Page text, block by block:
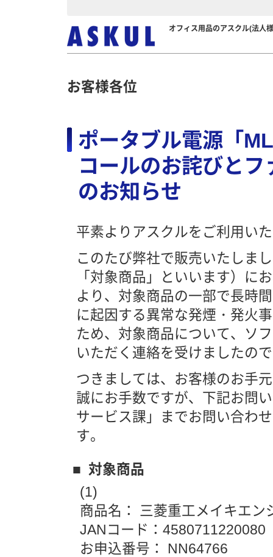
オフィス用品のアスクル(法人
お客様各位
ポータブル電源「
コールのお詫びと
のお知らせ
平素よりアスクルをご利用い
このたび弊社で販売いたしま
「対象商品」といいます）に
より、対象商品の一部で長時
に起因する異常な発煙・発火
ため、対象商品について、ソ
いただく連絡を受けましたの
つきましては、お客様のお手
誠にお手数ですが、下記お問
サービス課」までお問い合わ
す。
■ 対象商品
(1)
商品名： 三菱重工メイキエン
JANコード：4580711220080
お申込番号： NN64766